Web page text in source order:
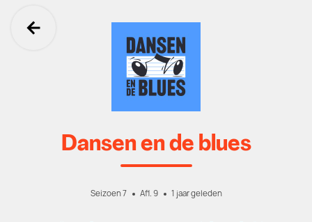
Ga terug
Dansen en de blues
Seizoen 7 Afl. 9 1 jaar geleden